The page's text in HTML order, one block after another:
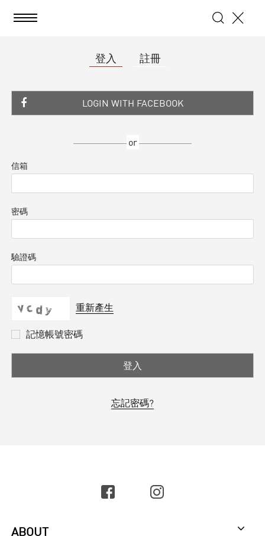
登入 註冊
LOGIN WITH FACEBOOK
or
信箱
密碼
驗證碼
重新產生
記憶帳號密碼
登入
忘記密碼?
ABOUT